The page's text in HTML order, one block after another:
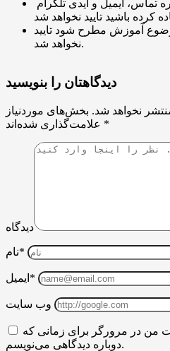
آموزش مطرح شود تایید
نخواهد شد.
دیدگاهتان را بنویسید
نخواهد شد. بخش‌های موردنیاز
*
دیدگاه
نام*
ایمیل*
وب سایت
من در مرورگر برای زمانی که
دوباره دیدگاهی می‌نویسم.